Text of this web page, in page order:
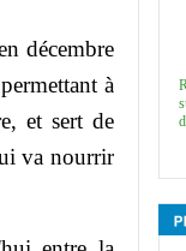
décembre
à
et sert de
va nourrir